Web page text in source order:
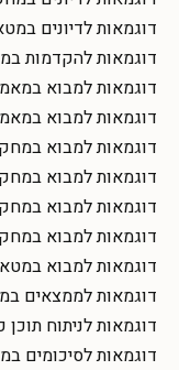
דוגמאות לדיונים
דוגמאות להקדמות
דוגמאות למבוא
דוגמאות למבוא
דוגמאות למבוא
דוגמאות למבוא
דוגמאות למבוא
דוגמאות למבוא
דוגמאות למבוא
דוגמאות לממצאים
דוגמאות לניתוח תוכן
דוגמאות לסיכומים